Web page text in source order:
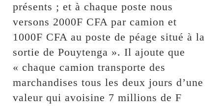
présents ; et à chaque poste nous
versons 2000F CFA par camion et
1000F CFA au poste de péage situé à la
sortie de Pouytenga ». Il ajoute que
« chaque camion transporte des
marchandises tous les deux jours d’une
valeur qui avoisine 7 millions de F